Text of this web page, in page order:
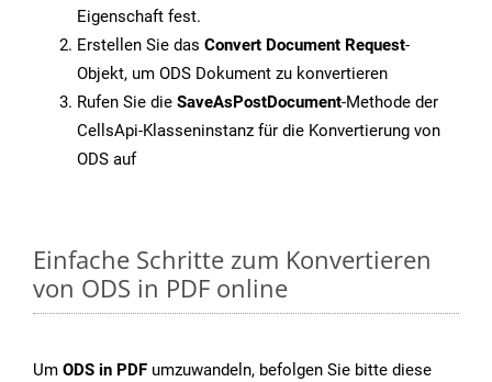
Eigenschaft fest.
Erstellen Sie das Convert Document Request-
Objekt, um ODS Dokument zu konvertieren
Rufen Sie die SaveAsPostDocument-Methode der
CellsApi-Klasseninstanz für die Konvertierung von
ODS auf
Einfache Schritte zum Konvertieren
von ODS in PDF online
Um ODS in PDF umzuwandeln, befolgen Sie bitte diese